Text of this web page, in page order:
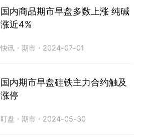
国内商品期市早盘多数上涨 纯碱
涨近4%
快讯 ・期市 ・ 2024-07-01
国内期市早盘硅铁主力合约触及
涨停
盯盘 ・期市 ・ 2024-05-30